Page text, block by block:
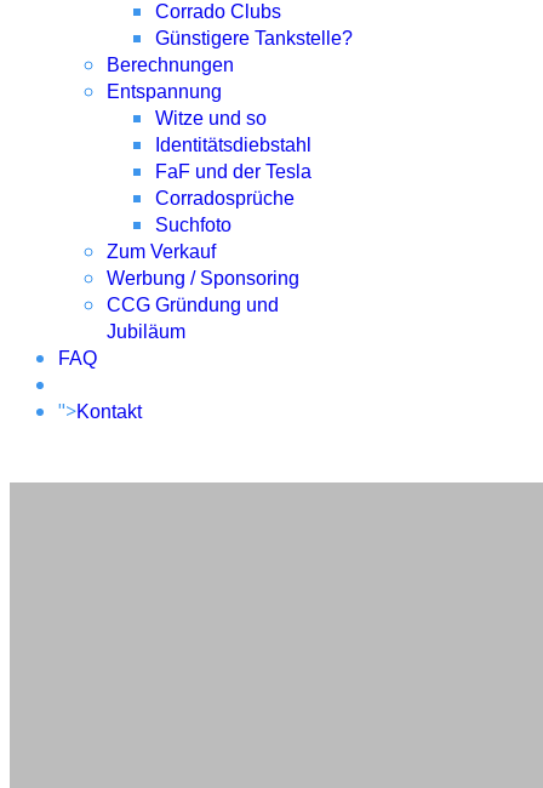
Corrado Clubs
Günstigere Tankstelle?
Berechnungen
Entspannung
Witze und so
Identitätsdiebstahl
FaF und der Tesla
Corradosprüche
Suchfoto
Zum Verkauf
Werbung / Sponsoring
CCG Gründung und
Jubiläum
FAQ
">Kontakt